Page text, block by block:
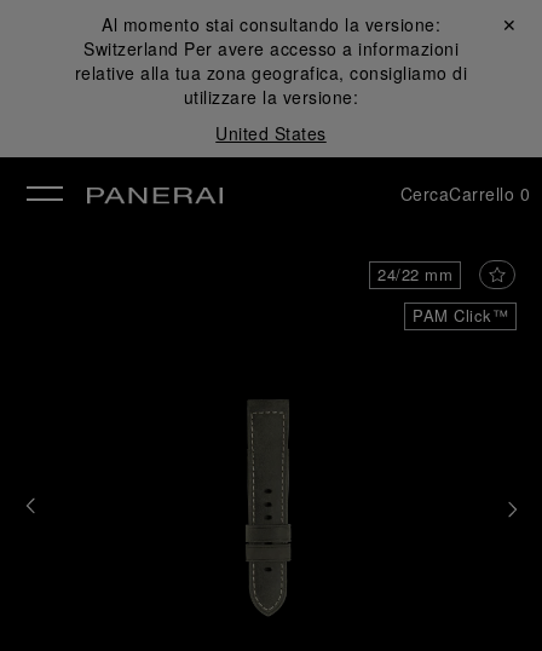
Al momento stai consultando la versione:
Switzerland Per avere accesso a informazioni
relative alla tua zona geografica, consigliamo di
utilizzare la versione:
United States
Chiudi ✕
CercaCarrello 0
PAM Click™
24/22 mm